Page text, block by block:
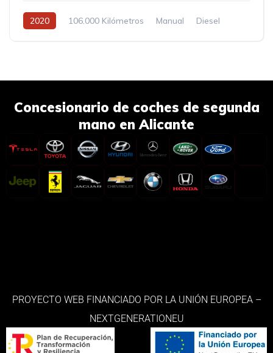
2020 106.000 Kilómetros Manual Diesel
Concesionario de coches de segunda
mano en Alicante
PROYECTO WEB FINANCIADO POR LA UNIÓN EUROPEA –
NEXTGENERATIONEU